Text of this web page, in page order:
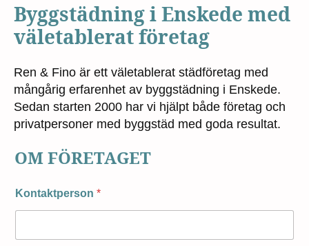
Byggstädning i Enskede med
väletablerat företag
Ren & Fino är ett väletablerat städföretag med
mångårig erfarenhet av byggstädning i Enskede.
Sedan starten 2000 har vi hjälpt både företag och
privatpersoner med byggstäd med goda resultat.
OM FÖRETAGET
Kontaktperson *